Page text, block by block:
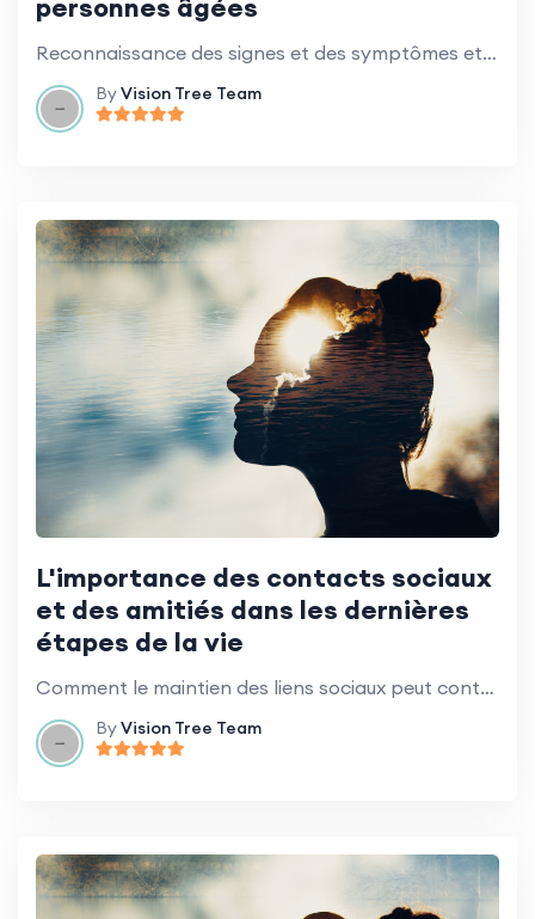
personnes âgées
Reconnaissance des signes et des symptômes et stratégies d'adaptation.
ByVision Tree Team
L'importance des contacts sociaux
et des amitiés dans les dernières
étapes de la vie
Comment le maintien des liens sociaux peut contribuer à la qualité de vie.
ByVision Tree Team